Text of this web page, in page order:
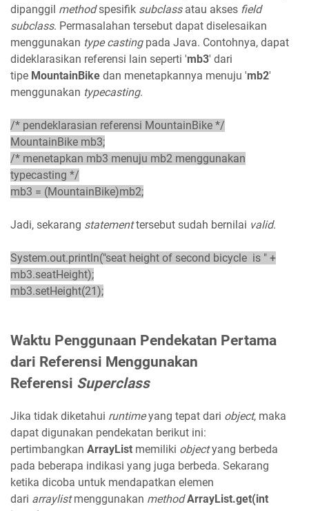
dipanggil methodspesifik subclass atau akses field
subclass. Permasalahan tersebut dapat diselesaikan
menggunakan type castingpada Java. Contohnya, dapat
dideklarasikan referensi lain seperti 'mb3' dari
tipe MountainBike dan menetapkannya menuju 'mb2'
menggunakan typecasting.
/* pendeklarasian referensi MountainBike */
MountainBike mb3;
/* menetapkan mb3 menuju mb2 menggunakan
typecasting */
mb3 = (MountainBike)mb2;
Jadi, sekarang statementtersebut sudah bernilai valid.
System.out.println("seat height of second bicycle is " +
mb3.seatHeight);
mb3.setHeight(21);
Waktu Penggunaan Pendekatan Pertama
dari Referensi Menggunakan
Referensi Superclass
Jika tidak diketahui runtimeyang tepat dari object, maka
dapat digunakan pendekatan berikut ini:
pertimbangkan ArrayList memiliki objectyang berbeda
pada beberapa indikasi yang juga berbeda. Sekarang
ketika dicoba untuk mendapatkan elemen
dari arraylistmenggunakan method ArrayList.get(int